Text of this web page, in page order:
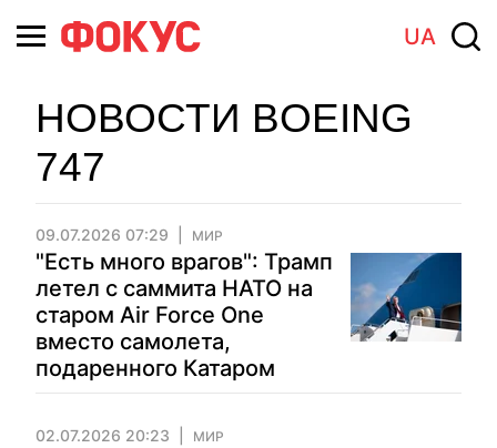
UA
НОВОСТИ BOEING
747
09.07.2026 07:29 МИР
"Есть много врагов": Трамп
летел с саммита НАТО на
старом Air Force One
вместо самолета,
подаренного Катаром
02.07.2026 20:23 МИР